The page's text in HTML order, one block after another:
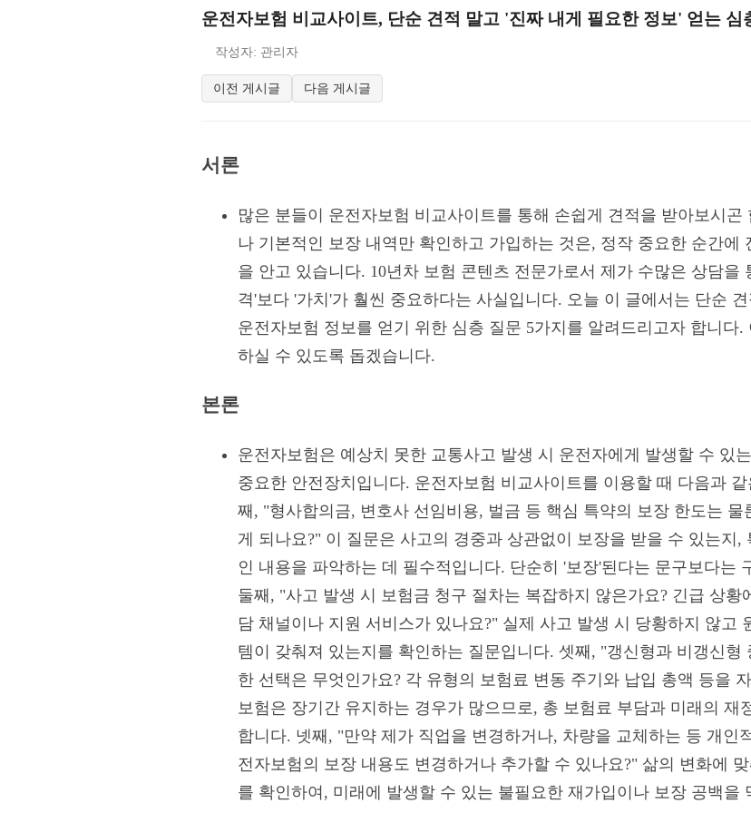
운전자보험 비교사이트, 단순 견적 말고 '진짜 내게 필요한 정보' 얻는 심
작성자: 관리자
이전 게시글 다음 게시글
서론
많은 분들이 운전자보험 비교사이트를 통해 손쉽게 견적을 받아보시
나 기본적인 보장 내역만 확인하고 가입하는 것은, 정작 중요한 순간에
을 안고 있습니다. 10년차 보험 콘텐츠 전문가로서 제가 수많은 상담을
격'보다 '가치'가 훨씬 중요하다는 사실입니다. 오늘 이 글에서는 단순
운전자보험 정보를 얻기 위한 심층 질문 5가지를 알려드리고자 합니다
하실 수 있도록 돕겠습니다.
본론
운전자보험은 예상치 못한 교통사고 발생 시 운전자에게 발생할 수 있
중요한 안전장치입니다. 운전자보험 비교사이트를 이용할 때 다음과
째, "형사합의금, 변호사 선임비용, 벌금 등 핵심 특약의 보장 한도는
게 되나요?" 이 질문은 사고의 경중과 상관없이 보장을 받을 수 있는지
인 내용을 파악하는 데 필수적입니다. 단순히 '보장'된다는 문구보다는
둘째, "사고 발생 시 보험금 청구 절차는 복잡하지 않은가요? 긴급 상
담 채널이나 지원 서비스가 있나요?" 실제 사고 발생 시 당황하지 않고
템이 갖춰져 있는지를 확인하는 질문입니다. 셋째, "갱신형과 비갱신형
한 선택은 무엇인가요? 각 유형의 보험료 변동 주기와 납입 총액 등을
보험은 장기간 유지하는 경우가 많으므로, 총 보험료 부담과 미래의 재
합니다. 넷째, "만약 제가 직업을 변경하거나, 차량을 교체하는 등 개인
전자보험의 보장 내용도 변경하거나 추가할 수 있나요?" 삶의 변화에
를 확인하여, 미래에 발생할 수 있는 불필요한 재가입이나 보장 공백을